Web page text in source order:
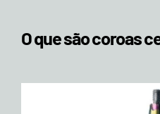
O que são coroas